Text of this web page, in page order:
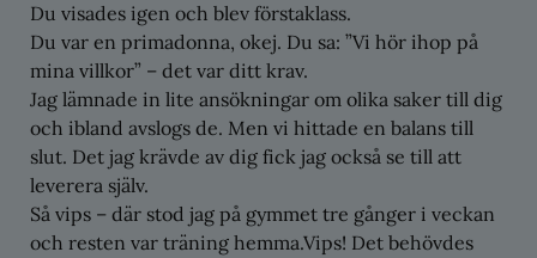
Du visades igen och blev förstaklass.
Du var en primadonna, okej. Du sa: ”Vi hör ihop på
mina villkor” – det var ditt krav.
Jag lämnade in lite ansökningar om olika saker till dig
och ibland avslogs de. Men vi hittade en balans till
slut. Det jag krävde av dig fick jag också se till att
leverera själv.
Så vips – där stod jag på gymmet tre gånger i veckan
och resten var träning hemma.Vips! Det behövdes